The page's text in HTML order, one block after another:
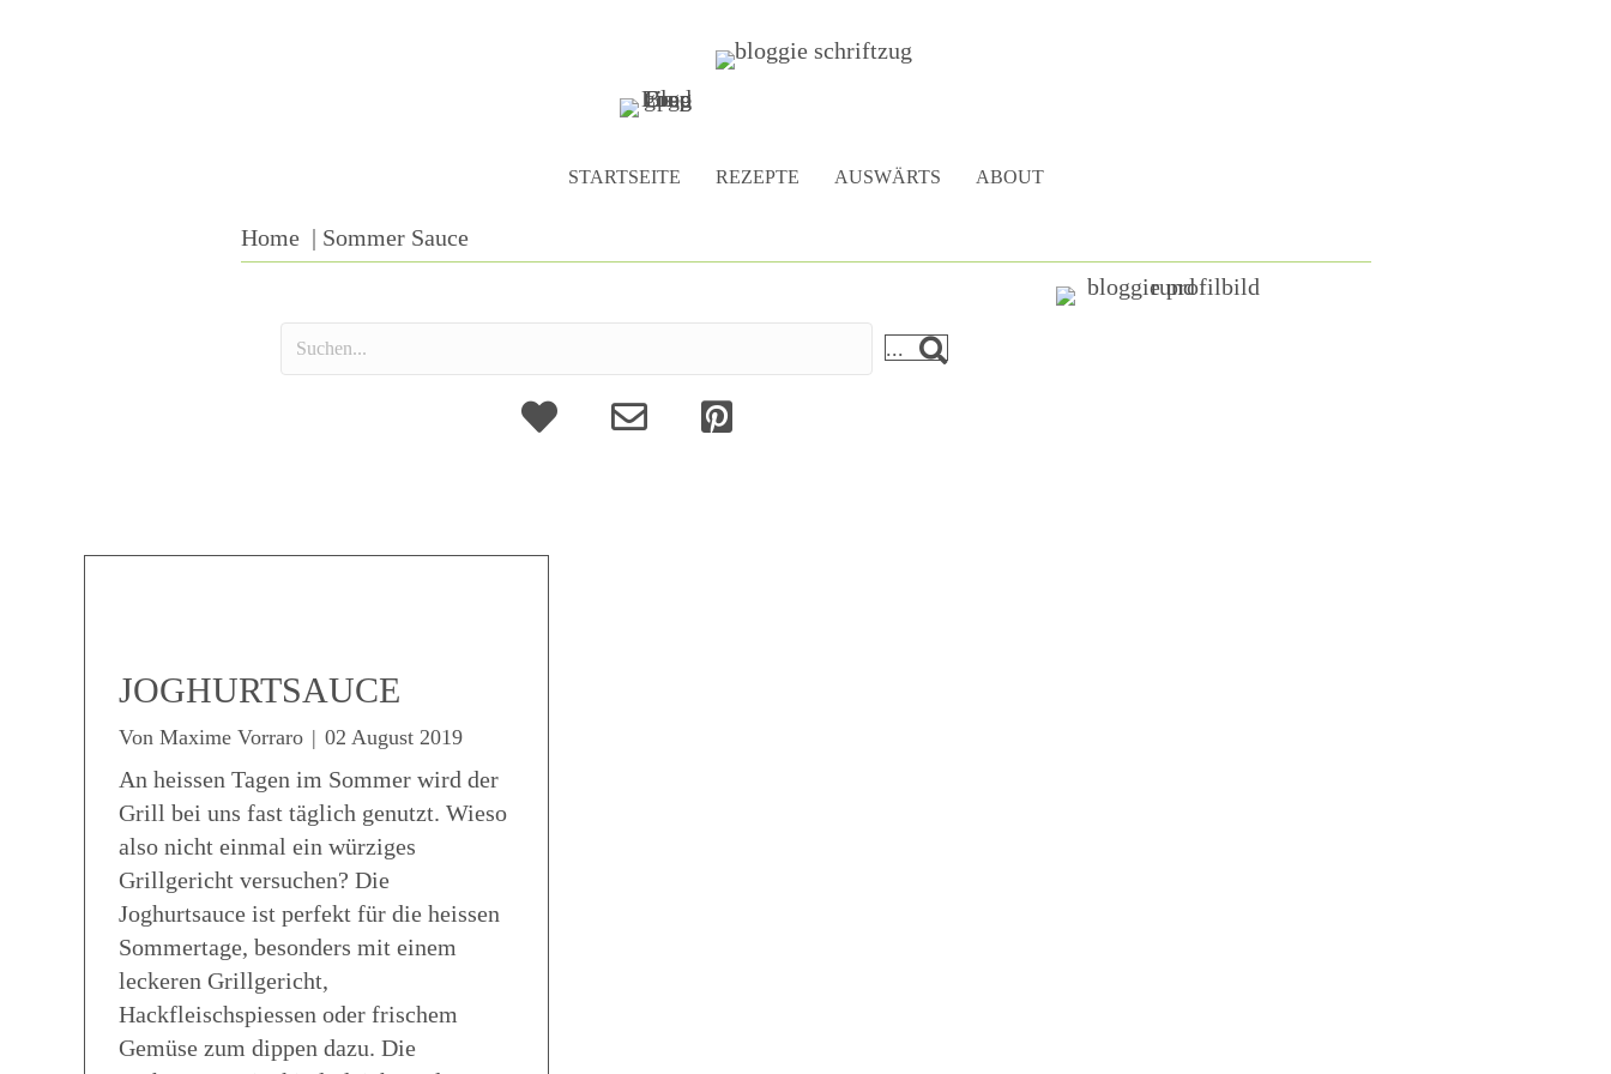
STARTSEITE REZEPTE AUSWÄRTS ABOUT
Home Sommer Sauce
...
About Kontakt
JOGHURTSAUCE
Von Maxime Vorraro | 02 August 2019
An heissen Tagen im Sommer wird der
Grill bei uns fast täglich genutzt. Wieso
also nicht einmal ein würziges
Grillgericht versuchen? Die
Joghurtsauce ist perfekt für die heissen
Sommertage, besonders mit einem
leckeren Grillgericht,
Hackfleischspiessen oder frischem
Gemüse zum dippen dazu. Die